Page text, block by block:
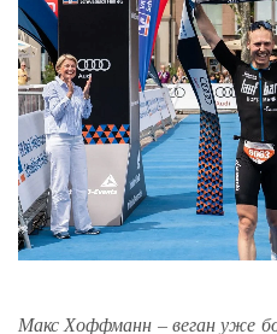
Макс Хоффманн – веган уже